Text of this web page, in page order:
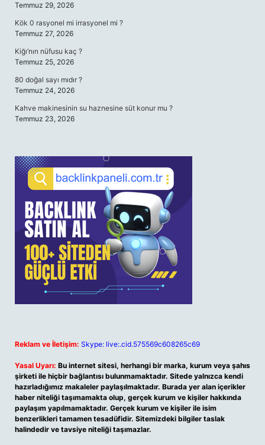
Temmuz 29, 2026
Kök 0 rasyonel mi irrasyonel mi ?
Temmuz 27, 2026
Kiğı’nın nüfusu kaç ?
Temmuz 25, 2026
80 doğal sayı mıdır ?
Temmuz 24, 2026
Kahve makinesinin su haznesine süt konur mu ?
Temmuz 23, 2026
Reklam ve İletişim: Skype: live:.cid.575569c608265c69
Yasal Uyarı: Bu internet sitesi, herhangi bir marka, kurum veya şahıs
şirketi ile hiçbir bağlantısı bulunmamaktadır. Sitede yalnızca kendi
hazırladığımız makaleler paylaşılmaktadır. Burada yer alan içerikler
haber niteliği taşımamakta olup, gerçek kurum ve kişiler hakkında
paylaşım yapılmamaktadır. Gerçek kurum ve kişiler ile isim
benzerlikleri tamamen tesadüfidir. Sitemizdeki bilgiler taslak
halindedir ve tavsiye niteliği taşımazlar.